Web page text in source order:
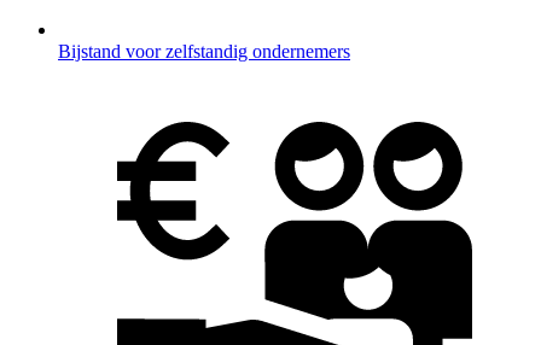
Bijstand voor zelfstandig ondernemers